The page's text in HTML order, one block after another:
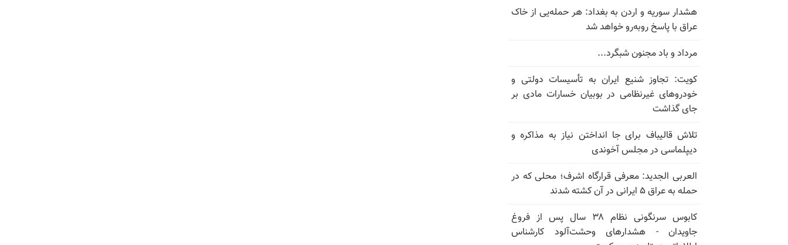
هشدار سوریه و اردن به بغداد: هر حمله‌یی از خاک
عراق با پاسخ روبه‌رو خواهد شد
مرداد و باد مجنون شبگرد...
کویت: تجاوز شنیع ایران به تأسیسات دولتی و
خودروهای غیرنظامی در بوبیان خسارات مادی بر
جای گذاشت
تلاش قالیباف برای جا انداختن نیاز به مذاکره و
دیپلماسی در مجلس آخوندی
العربی الجدید: معرفی قرارگاه اشرف؛ محلی که در
حمله به عراق ۵ ایرانی در آن کشته شدند
کابوس سرنگونی نظام ۳۸ سال پس از فروغ
جاویدان - هشدارهای وحشت‌آلود کارشناس